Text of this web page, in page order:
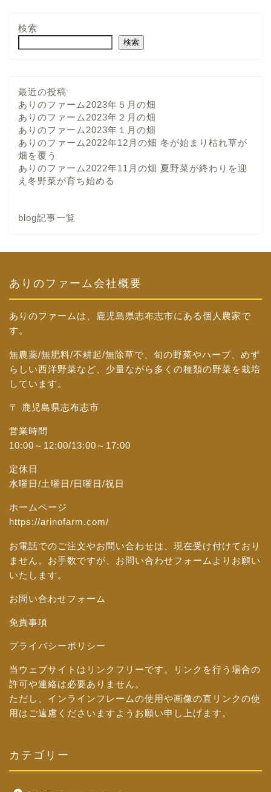
検索
検索
最近の投稿
ありのファーム2023年５月の畑
ありのファーム2023年２月の畑
ありのファーム2023年１月の畑
ありのファーム2022年12月の畑 冬が始まり枯れ草が
畑を覆う
ありのファーム2022年11月の畑 夏野菜が終わりを迎
え冬野菜が育ち始める
blog記事一覧
ありのファーム会社概要
ありのファームは、鹿児島県志布志市にある個人農家で
す。
無農薬/無肥料/不耕起/無除草で、旬の野菜やハーブ、めず
らしい西洋野菜など、少量ながら多くの種類の野菜を栽培
しています。
〒 鹿児島県志布志市
営業時間
10:00～12:00/13:00～17:00
定休日
水曜日/土曜日/日曜日/祝日
ホームページ
https://arinofarm.com/
お電話でのご注文やお問い合わせは、現在受け付けており
ません。お手数ですが、 お問い合わせフォーム よりお願い
いたします。
お問い合わせフォーム
免責事項
プライバシーポリシー
当ウェブサイトはリンクフリーです。リンクを行う場合の
許可や連絡は必要ありません。
ただし、インラインフレームの使用や画像の直リンクの使
用はご遠慮くださいますようお願い申し上げます。
カテゴリー